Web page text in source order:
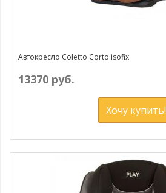
Автокресло Coletto Corto isofix
13370 руб.
Хочу купить!